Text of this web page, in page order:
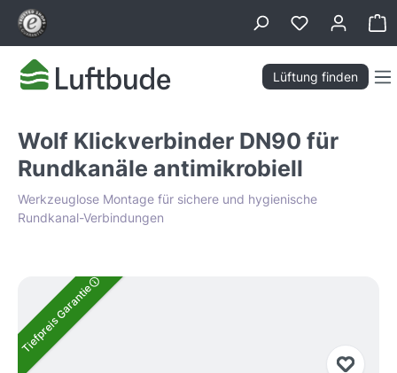
springen
Lüftung finden
Wolf Klickverbinder DN90 für
Rundkanäle antimikrobiell
Werkzeuglose Montage für sichere und hygienische
Rundkanal-Verbindungen
Bildergalerie überspringen
Tiefpreis Garantie